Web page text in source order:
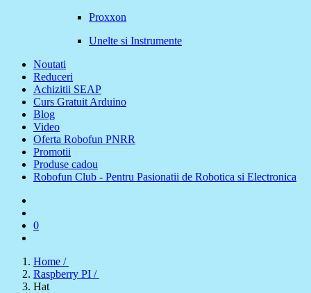
Proxxon
Unelte si Instrumente
Noutati
Reduceri
Achizitii SEAP
Curs Gratuit Arduino
Blog
Video
Oferta Robofun PNRR
Promotii
Produse cadou
Robofun Club - Pentru Pasionatii de Robotica si Electronica
0
Home /
Raspberry PI /
Hat